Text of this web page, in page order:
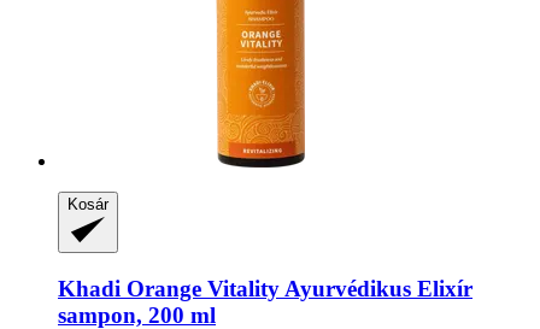
Kosár
Khadi Orange Vitality Ayurvédikus Elixír
sampon, 200 ml